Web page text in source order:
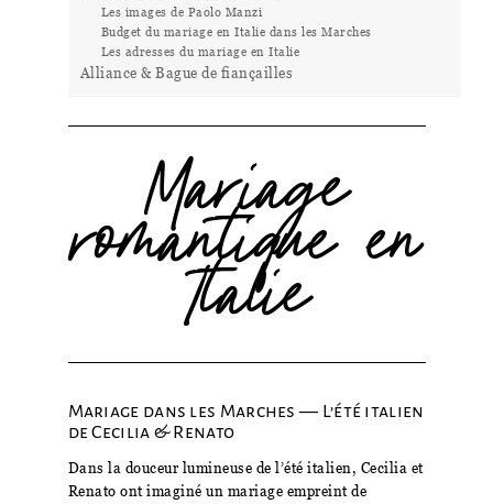
Les images de Paolo Manzi
Budget du mariage en Italie dans les Marches
Les adresses du mariage en Italie
Alliance & Bague de fiançailles
Mariage
romantique en
Italie
Mariage dans les Marches — L’été italien
de Cecilia & Renato
Dans la douceur lumineuse de l’été italien, Cecilia et
Renato ont imaginé un mariage empreint de